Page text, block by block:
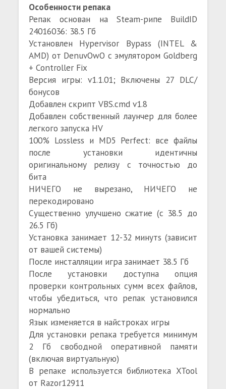
Особенности репака
Репак основан на Steam-рипе BuildID
24016036: 38.5 Гб
Установлен Hypervisor Bypass (INTEL &
AMD) от DenuvOwO с эмулятором Goldberg
+ Controller Fix
Версия игры: v1.1.01; Включены 27 DLC/
бонусов
Добавлен скрипт VBS.cmd v1.8
Добавлен собственный лаунчер для более
легкого запуска HV
100% Lossless и MD5 Perfect: все файлы
после установки идентичны
оригинальному релизу с точностью до
бита
НИЧЕГО не вырезано, НИЧЕГО не
перекодировано
Существенно улучшено сжатие (с 38.5 до
26.5 Гб)
Установка занимает 12-32 минутs (зависит
от вашей системы)
После инсталляции игра занимает 38.5 Гб
После установки доступна опция
проверки контрольных сумм всех файлов,
чтобы убедиться, что репак установился
нормально
Язык изменяется в найстроках игры
Для установки репака требуется минимум
2 Гб свободной оперативной памяти
(включая виртуальную)
В репаке используется библиотека XTool
от Razor12911